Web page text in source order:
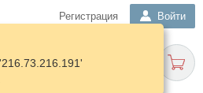
Регистрация Войти